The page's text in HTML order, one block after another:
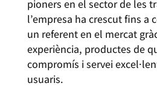
pioners en el sector de les
l’empresa ha crescut fins a
un referent en el mercat
experiència, productes de
compromís i servei
usuaris.